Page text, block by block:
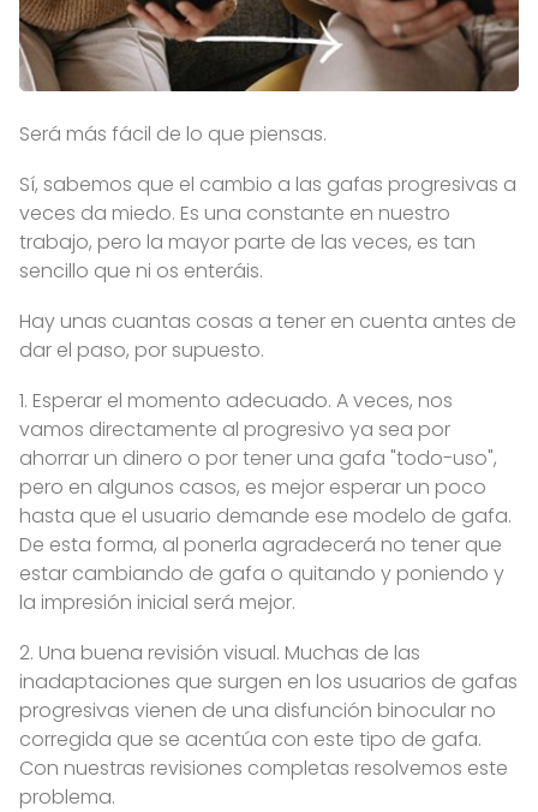
Será más fácil de lo que piensas.
Sí, sabemos que el cambio a las gafas progresivas a
veces da miedo. Es una constante en nuestro
trabajo, pero la mayor parte de las veces, es tan
sencillo que ni os enteráis.
Hay unas cuantas cosas a tener en cuenta antes de
dar el paso, por supuesto.
1. Esperar el momento adecuado. A veces, nos
vamos directamente al progresivo ya sea por
ahorrar un dinero o por tener una gafa "todo-uso",
pero en algunos casos, es mejor esperar un poco
hasta que el usuario demande ese modelo de gafa.
De esta forma, al ponerla agradecerá no tener que
estar cambiando de gafa o quitando y poniendo y
la impresión inicial será mejor.
2. Una buena revisión visual. Muchas de las
inadaptaciones que surgen en los usuarios de gafas
progresivas vienen de una disfunción binocular no
corregida que se acentúa con este tipo de gafa.
Con nuestras revisiones completas resolvemos este
problema.